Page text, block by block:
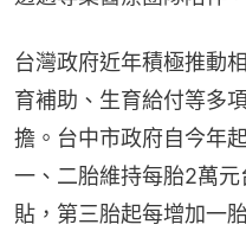
台灣政府近年積極推動
育補助、生育給付等多
擔。台中市政府自今年
一、二胎維持每胎2萬
貼，第三胎起每增加一